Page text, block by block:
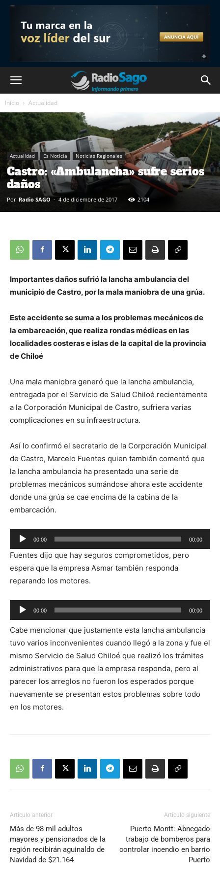
Inicio Actualidad
Actualidad Es Noticia Noticias Regionales
Castro: «Ambulancha» sufre serios
daños
Por Radio SAGO - 4 de diciembre de 2017 2104
Importantes daños sufrió la lancha ambulancia del
municipio de Castro, por la mala maniobra de una grúa.
Este accidente se suma a los problemas mecánicos de
la embarcación, que realiza rondas médicas en las
localidades costeras e islas de la capital de la provincia
de Chiloé
Una mala maniobra generó que la lancha ambulancia,
entregada por el Servicio de Salud Chiloé recientemente
a la Corporación Municipal de Castro, sufriera varias
complicaciones en su infraestructura.
Así lo confirmó el secretario de la Corporación Municipal
de Castro, Marcelo Fuentes quien también comentó que
la lancha ambulancia ha presentado una serie de
problemas mecánicos sumándose ahora este accidente
donde una grúa se cae encima de la cabina de la
embarcación.
Reproductor
de
audio
00:00 00:00
Fuentes dijo que hay seguros comprometidos, pero
espera que la empresa Asmar también responda
reparando los motores.
Reproductor
de
audio
00:00 00:00
Cabe mencionar que justamente esta lancha ambulancia
tuvo varios inconvenientes cuando llegó a la zona y fue el
mismo Servicio de Salud Chiloé que realizó los trámites
administrativos para que la empresa responda, pero al
parecer los arreglos no fueron los esperados porque
nuevamente se presentan estos problemas sobre todo
en los motores.
Artículo anterior
Más de 98 mil adultos
mayores y pensionados de la
región recibirán aguinaldo de
Navidad de $21.164
Artículo siguiente
Puerto Montt: Abnegado
trabajo de bomberos para
controlar incendio en barrio
Puerto